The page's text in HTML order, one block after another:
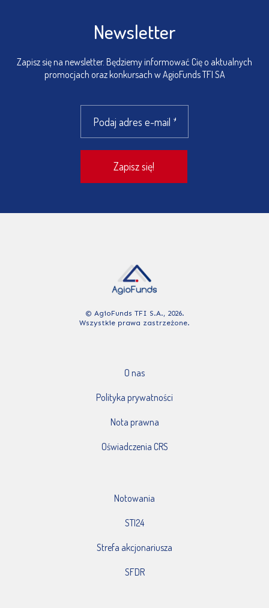
Newsletter
Zapisz się na newsletter. Będziemy informować Cię o aktualnych
promocjach oraz konkursach w AgioFunds TFI SA
© AgioFunds TFI S.A., 2026.
Wszystkie prawa zastrzeżone.
O nas
Polityka prywatności
Nota prawna
Oświadczenia CRS
Notowania
STI24
Strefa akcjonariusza
SFDR